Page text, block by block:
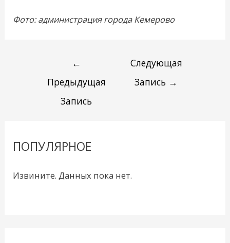
Фото: администрация города Кемерово
←
Предыдущая
Запись
Следующая
Запись →
ПОПУЛЯРНОЕ
Извините. Данных пока нет.